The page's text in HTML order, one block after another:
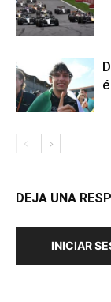
DEJA UNA
INICIAR